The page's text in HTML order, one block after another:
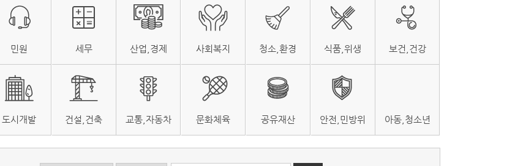
민원 세무 산업,경제 사회복지 청소,환경 식품,위생 보건,건강
도시개발 건설,건축 교통,자동차 문화체육 공유재산 안전,민방위 아동,청소년